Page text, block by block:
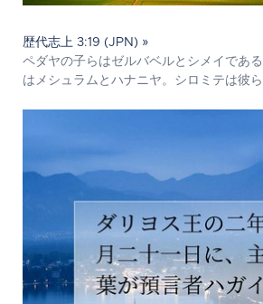
歴代志上 3:19 (JPN) »
ペダヤの子らはゼルバベルとシメイであ
はメシュラムとハナニヤ。シロミテは彼ら